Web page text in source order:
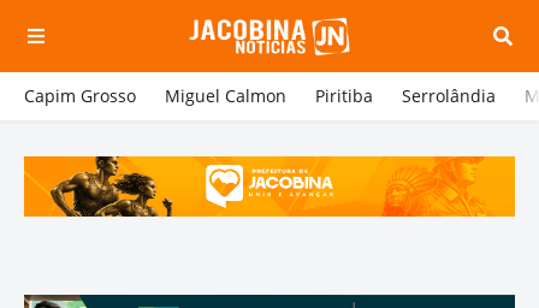
Capim Grosso Miguel Calmon Piritiba Serrolândia